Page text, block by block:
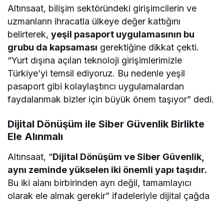
Altınsaat, bilişim sektöründeki girişimcilerin ve
uzmanların ihracatla ülkeye değer kattığını
belirterek,yeşil pasaport uygulamasının bu
grubu da kapsaması gerektiğine dikkat çekti.
“Yurt dışına açılan teknoloji girişimlerimizle
Türkiye’yi temsil ediyoruz. Bu nedenle yeşil
pasaport gibi kolaylaştırıcı uygulamalardan
faydalanmak bizler için büyük önem taşıyor” dedi.
Dijital Dönüşüm ile Siber Güvenlik Birlikte
Ele Alınmalı
Altınsaat, “Dijital Dönüşüm ve Siber Güvenlik,
aynı zeminde yükselen iki önemli yapı taşıdır.
Bu iki alanı birbirinden ayrı değil, tamamlayıcı
olarak ele almak gerekir” ifadeleriyle dijital çağda